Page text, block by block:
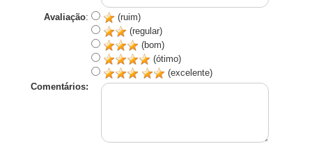
Avaliação:
(ruim)
(regular)
(bom)
(ótimo)
(excelente)
Comentários: